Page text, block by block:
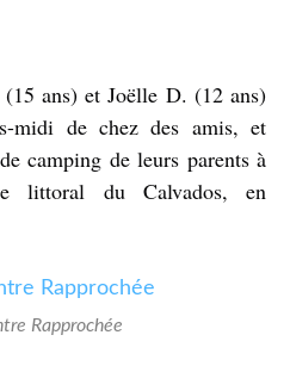
ans) et Joëlle D. (12 ans)
midi de chez des amis, et
camping de leurs parents à
littoral du Calvados, en
Rapprochée